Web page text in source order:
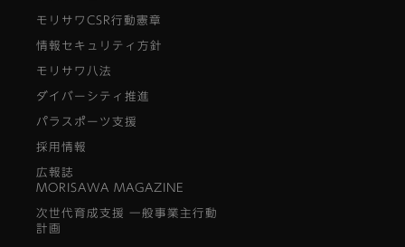
モリサワCSR行動憲章
情報セキュリティ方針
モリサワ八法
ダイバーシティ推進
パラスポーツ支援
採用情報
広報誌
MORISAWA MAGAZINE
次世代育成支援 一般事業主行動
計画